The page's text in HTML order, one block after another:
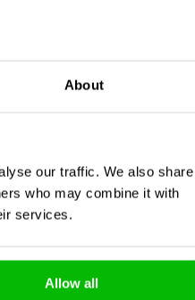
About
our traffic. We also share
who may combine it with
services.
Allow all